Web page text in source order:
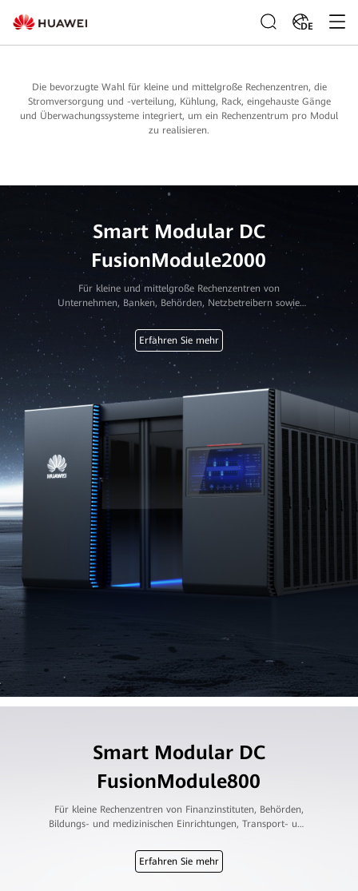
DE
Die bevorzugte Wahl für kleine und mittelgroße Rechenzentren, die
Stromversorgung und -verteilung, Kühlung, Rack, eingehauste Gänge
und Überwachungssysteme integriert, um ein Rechenzentrum pro Modul
zu realisieren.
Smart Modular DC
FusionModule2000
Für kleine und mittelgroße Rechenzentren von
Unternehmen, Banken, Behörden, Netzbetreibern sowie
Bildungs- und Gesundheitseinrichtungen
Erfahren Sie mehr
Smart Modular DC
FusionModule800
Für kleine Rechenzentren von Finanzinstituten, Behörden,
Bildungs- und medizinischen Einrichtungen, Transport- und
Erfahren Sie mehr